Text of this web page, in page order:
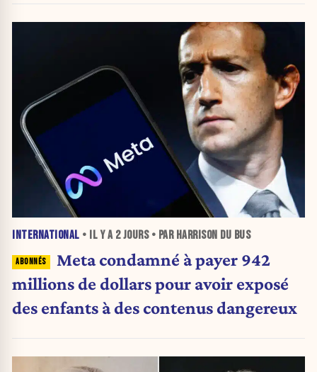
INTERNATIONAL • IL Y A 2 JOURS• PAR HARRISON DU BUS
Meta condamné à payer 942
millions de dollars pour avoir exposé
des enfants à des contenus dangereux